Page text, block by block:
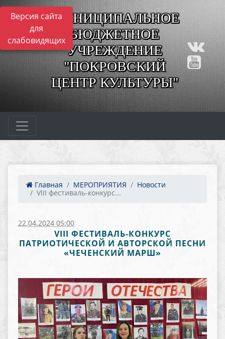
Версия сайта
для
слабовидящих
МУНИЦИПАЛЬНОЕ
БЮДЖЕТНОЕ
УЧРЕЖДЕНИЕ
"ПОКРОВСКИЙ
ЦЕНТР КУЛЬТУРЫ"
Главная МЕРОПРИЯТИЯ
Новости
VIII фестиваль-конкурс...
22.04.2024 05:00
VIII ФЕСТИВАЛЬ-КОНКУРС
ПАТРИОТИЧЕСКОЙ И АВТОРСКОЙ ПЕСНИ
«ЧЕЧЕНСКИЙ МАРШ»